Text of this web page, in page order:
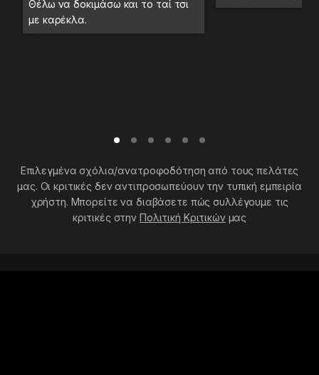
Θέλω να δοκιμάσω και το ταί τσι
με καρέκλα.
Επιλεγμένα σχόλια/ανατροφοδότηση από τους πελάτες
μας. Οι κριτικές δεν αντιπροσωπεύουν την τυπική εμπειρία
χρήστη. Μπορείτε να διαβάσετε πώς συλλέγουμε τις
κριτικές στην Πολιτική Κριτικώνμας